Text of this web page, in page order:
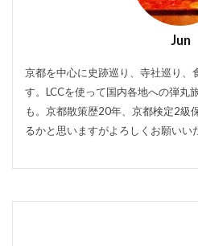
Jun
京都を中心に史跡巡り、寺社巡り、
す。LCCを使って国内各地への弾丸
も。京都散策歴20年、京都検定2級
るかと思いますがよろしくお願いい